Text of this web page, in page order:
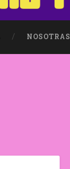
NOSOTRAS